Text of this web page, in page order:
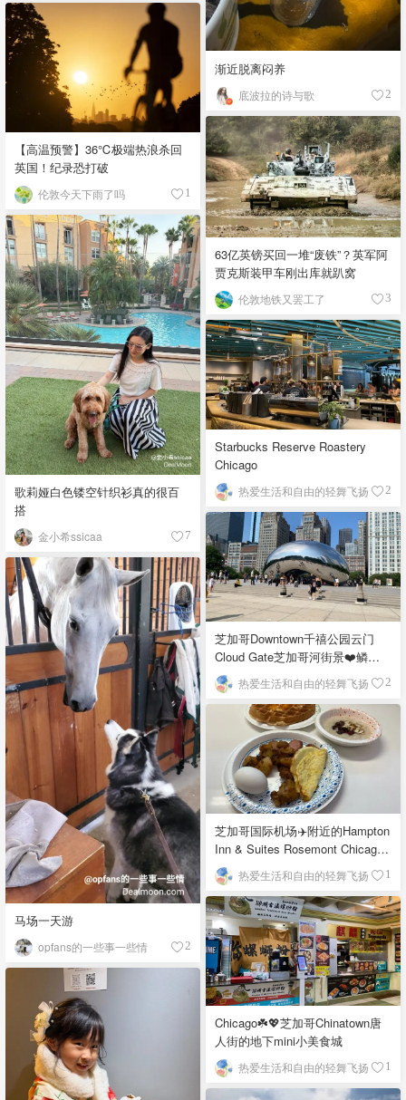
渐近脱离闷养
底波拉的诗与歌 2
【高温预警】36℃极端热浪杀回
英国！纪录恐打破
伦敦今天下雨了吗 1
63亿英镑买回一堆“废铁”？英军阿
贾克斯装甲车刚出库就趴窝
伦敦地铁又罢工了 3
歌莉娅白色镂空针织衫真的很百
搭
金小希ssicaa 7
Starbucks Reserve Roastery
Chicago
热爱生活和自由的轻舞飞扬 2
芝加哥Downtown千禧公园云门
Cloud Gate芝加哥河街景❤️鳞次
栉比的高楼
热爱生活和自由的轻舞飞扬 2
马场一天游
opfans的一些事一些情 2
芝加哥国际机场✈️附近的Hampton
Inn & Suites Rosemont Chicago
O'Hare自助早餐
热爱生活和自由的轻舞飞扬 1
Chicago☘️💖芝加哥Chinatown唐
人街的地下mini小美食城
热爱生活和自由的轻舞飞扬 1